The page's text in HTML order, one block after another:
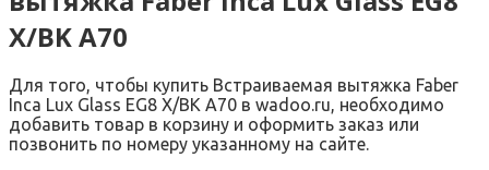
X/BK A70
Для того, чтобы купить Встраиваемая вытяжка Faber
Inca Lux Glass EG8 X/BK A70 в wadoo.ru, необходимо
добавить товар в корзину и оформить заказ или
позвонить по номеру указанному на сайте.